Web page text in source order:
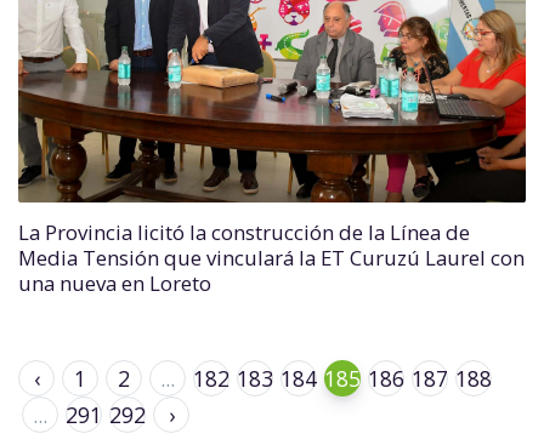
La Provincia licitó la construcción de la Línea de
Media Tensión que vinculará la ET Curuzú Laurel con
una nueva en Loreto
‹ 1 2 ... 182 183 184 185 186 187 188
...
291 292 ›